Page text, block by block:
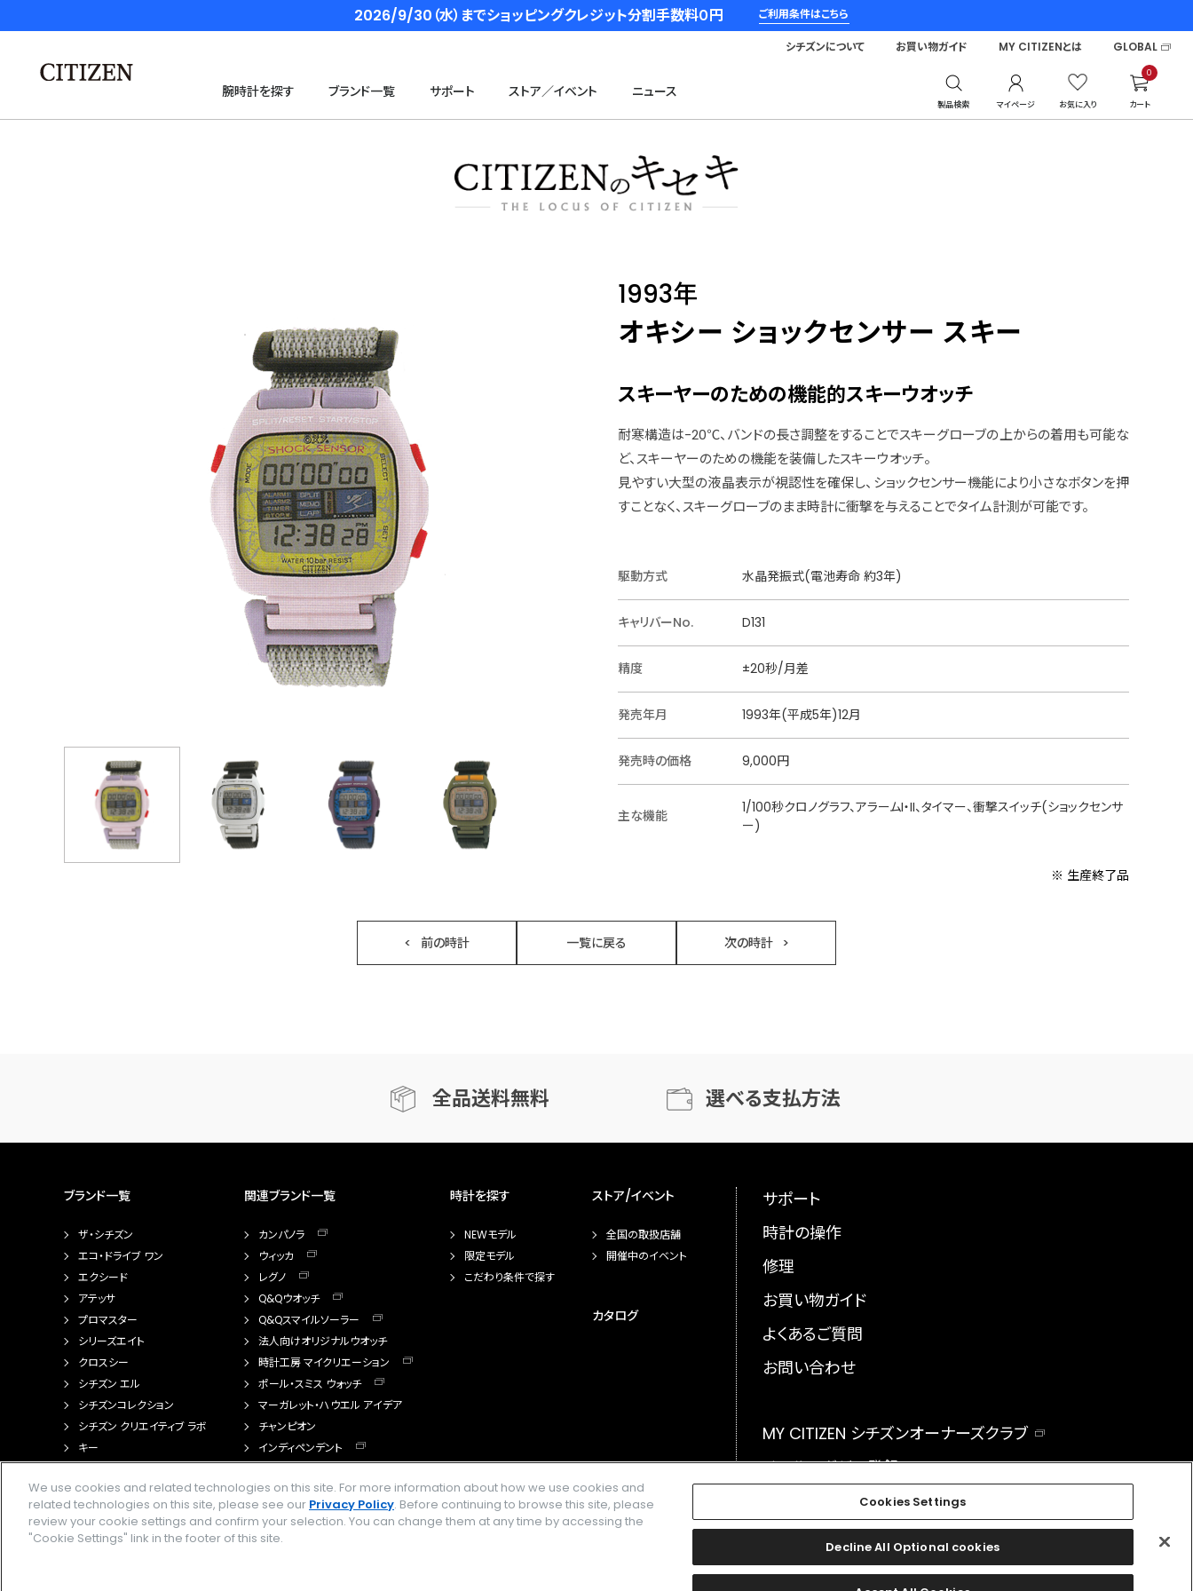
2026/9/30（水）までショッピングクレジット分割手数料０円 ご利用条件はこちら
腕時計を探す ブランド一覧 サポート ストア／イベント ニュース
製品検索 マイページ お気に入り
0
カート
シチズンについて お買い物ガイド MY CITIZENとは GLOBAL
1993年
オキシー ショックセンサー スキー
スキーヤーのための機能的スキーウオッチ
耐寒構造は-20℃、バンドの長さ調整をすることでスキーグローブの上からの着用も可能な
ど、スキーヤーのための機能を装備したスキーウオッチ。
見やすい大型の液晶表示が視認性を確保し、ショックセンサー機能により小さなボタンを押
すことなく、スキーグローブのまま時計に衝撃を与えることでタイム計測が可能です。
駆動方式 水晶発振式(電池寿命 約3年)
キャリバーNo. D131
精度 ±20秒/月差
発売年月 1993年(平成5年)12月
発売時の価格 9,000円
主な機能
1/100秒クロノグラフ、アラームI・II、タイマー、衝撃スイッチ(ショックセンサ
ー)
※ 生産終了品
前の時計 一覧に戻る 次の時計
全品送料無料 選べる支払方法
ブランド一覧
ザ・シチズン
エコ・ドライブ ワン
エクシード
アテッサ
プロマスター
シリーズエイト
クロスシー
シチズン エル
シチズンコレクション
シチズン クリエイティブ ラボ
キー
関連ブランド一覧
カンパノラ
ウィッカ
レグノ
Q&Qウオッチ
Q&Qスマイルソーラー
法人向けオリジナルウオッチ
時計工房 マイクリエーション
ポール・スミス ウォッチ
マーガレット・ハウエル アイデア
チャンピオン
インディペンデント
時計を探す
NEWモデル
限定モデル
こだわり条件で探す
ストア/イベント
全国の取扱店舗
開催中のイベント
カタログ
サポート
時計の操作
修理
お買い物ガイド
よくあるご質問
お問い合わせ
MY CITIZEN シチズンオーナーズクラブ
メールマガジン登録
facebookinstagramtwitter
We use cookies and related technologies on this site. For more information about how we use cookies and
related technologies on this site, please see our Privacy Policy. Before continuing to browse this site, please
review your cookie settings and confirm your selection. You can change them at any time by accessing the
"Cookie Settings" link in the footer of this site.
Cookies Settings
Decline All Optional cookies